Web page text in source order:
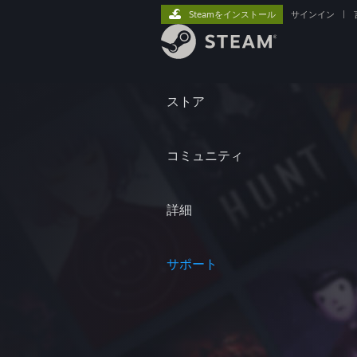
ストア
コミュニティ
詳細
サポート
Steamをインストール サインイン